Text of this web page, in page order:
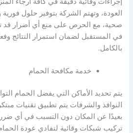
العودة، وتهتم الشركة بتوفير حلول
صحية، مع الحرص على منع أي أضرار قد
في المستقبل لضمان استمرار النتائج
بالكامل.
خدمة مكافحة الحمام
يتم تحديد الأماكن التي يفضل الحمام
النوافذ والشرفات يتم تطبيق تقنيات
بعيدًا عن المكان دون التسبب في أي
تركيب شبكات وقائية لتفادي عودة